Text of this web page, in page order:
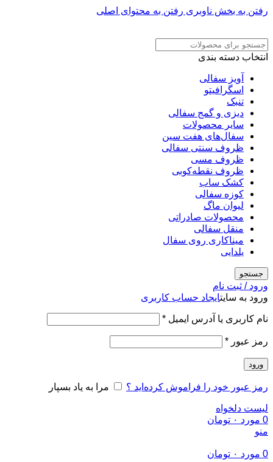
رفتن به بخش ناوبری رفتن به محتوای اصلی
انتخاب دسته بندی
آویز سفالی
اسگرافیتو
تنبک
دیزی و گمج سفالی
سایر محصولات
سفال‌های هفت‌ سین
ظروف سنتی سفالی
ظروف مسی
ظروف نقطه‌کوبی
کشک ساب
کوزه سفالی
لیوان ماگ
محصولات صادراتی
منقل سفالی
میناکاری روی سفال
یلدایی
جستجو
ورود / ثبت نام
ورود به سایتایجاد حساب کاربری
نام کاربری یا آدرس ایمیل *الزامی
رمز عبور *الزامی
ورود
رمز عبور خود را فراموش کرده‌اید ؟ مرا به یاد بسپار
لیست دلخواه
0 مورد ۰ تومان
منو
0 مورد ۰ تومان